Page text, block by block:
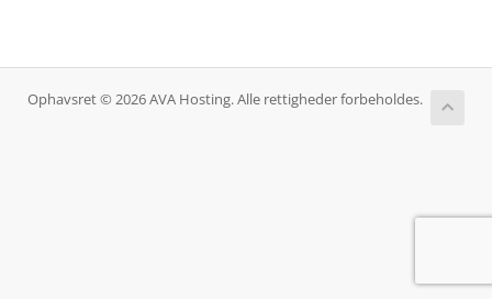
Ophavsret © 2026 AVA Hosting. Alle rettigheder forbeholdes.